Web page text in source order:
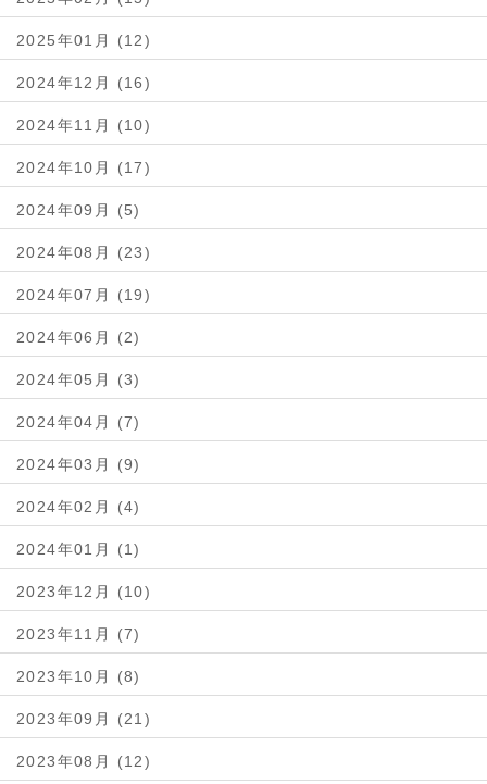
2025年01月 (12)
2024年12月 (16)
2024年11月 (10)
2024年10月 (17)
2024年09月 (5)
2024年08月 (23)
2024年07月 (19)
2024年06月 (2)
2024年05月 (3)
2024年04月 (7)
2024年03月 (9)
2024年02月 (4)
2024年01月 (1)
2023年12月 (10)
2023年11月 (7)
2023年10月 (8)
2023年09月 (21)
2023年08月 (12)